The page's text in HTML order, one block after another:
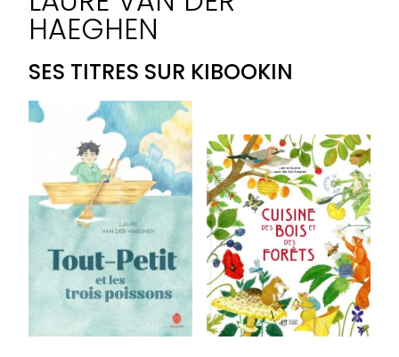
HAEGHEN
SES TITRES SUR KIBOOKIN